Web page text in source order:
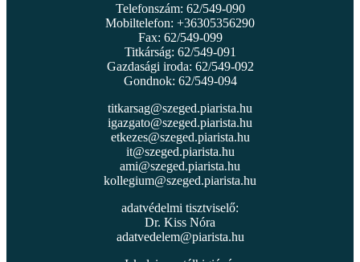
Telefonszám: 62/549-090
Mobiltelefon: +36305356290
Fax: 62/549-099
Titkárság: 62/549-091
Gazdasági iroda: 62/549-092
Gondnok: 62/549-094
titkarsag@szeged.piarista.hu
igazgato@szeged.piarista.hu
etkezes@szeged.piarista.hu
it@szeged.piarista.hu
ami@szeged.piarista.hu
kollegium@szeged.piarista.hu
adatvédelmi tisztviselő:
Dr. Kiss Nóra
adatvedelem@piarista.hu